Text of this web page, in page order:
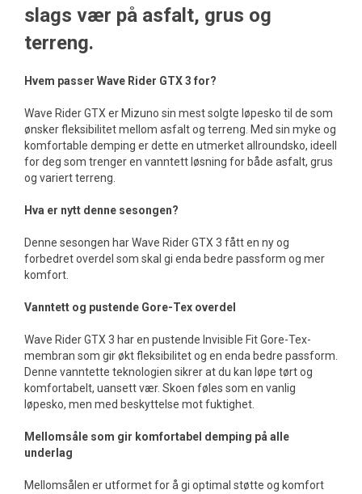
slags vær på asfalt, grus og
terreng.
Hvem passer Wave Rider GTX 3 for?
Wave Rider GTX er Mizuno sin mest solgte løpesko til de som
ønsker fleksibilitet mellom asfalt og terreng. Med sin myke og
komfortable demping er dette en utmerket allroundsko, ideell
for deg som trenger en vanntett løsning for både asfalt, grus
og variert terreng.
Hva er nytt denne sesongen?
Denne sesongen har Wave Rider GTX 3 fått en ny og
forbedret overdel som skal gi enda bedre passform og mer
komfort.
Vanntett og pustende Gore-Tex overdel
Wave Rider GTX 3 har en pustende Invisible Fit Gore-Tex-
membran som gir økt fleksibilitet og en enda bedre passform.
Denne vanntette teknologien sikrer at du kan løpe tørt og
komfortabelt, uansett vær. Skoen føles som en vanlig
løpesko, men med beskyttelse mot fuktighet.
Mellomsåle som gir komfortabel demping på alle
underlag
Mellomsålen er utformet for å gi optimal støtte og komfort